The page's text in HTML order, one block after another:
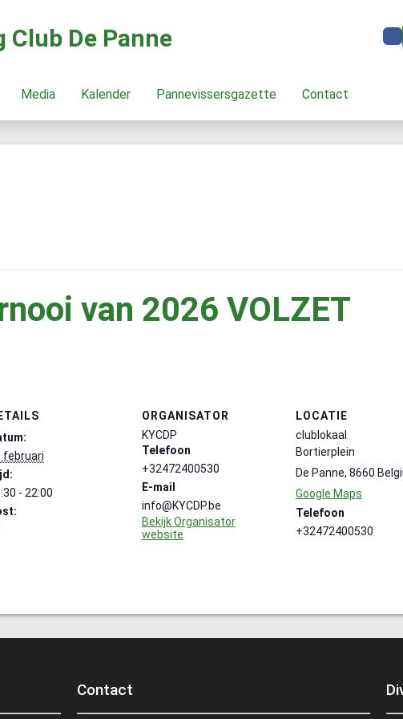
De Panne
Media Kalender Pannevissersgazette Contact
van 2026 VOLZET
februari
- 22:00
ORGANISATOR
KYCDP
Telefoon
+32472400530
E-mail
info@KYCDP.be
Bekijk Organisator
website
LOCATIE
clublokaal
Bortierplein
De Panne, 8660
Google Maps
Telefoon
+32472400530
Contact